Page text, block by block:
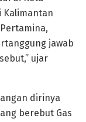
Kalimantan
jawab
ujar
dirinya
berebut Gas